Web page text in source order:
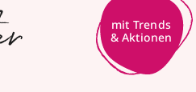
mit Trends
& Aktionen